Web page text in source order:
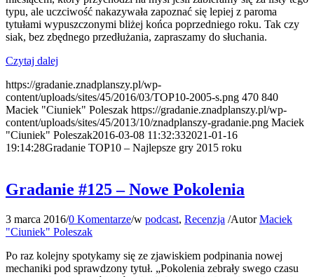
typu, ale uczciwość nakazywała zapoznać się lepiej z paroma
tytułami wypuszczonymi bliżej końca poprzedniego roku. Tak czy
siak, bez zbędnego przedłużania, zapraszamy do słuchania.
Czytaj dalej
https://gradanie.znadplanszy.pl/wp-
content/uploads/sites/45/2016/03/TOP10-2005-s.png 470 840
Maciek "Ciuniek" Poleszak https://gradanie.znadplanszy.pl/wp-
content/uploads/sites/45/2013/10/znadplanszy-gradanie.png Maciek
"Ciuniek" Poleszak2016-03-08 11:32:332021-01-16
19:14:28Gradanie TOP10 – Najlepsze gry 2015 roku
Gradanie #125 – Nowe Pokolenia
3 marca 2016/0 Komentarze/w podcast, Recenzja /AutorMaciek
"Ciuniek" Poleszak
Po raz kolejny spotykamy się ze zjawiskiem podpinania nowej
mechaniki pod sprawdzony tytuł. „Pokolenia zebrały swego czasu